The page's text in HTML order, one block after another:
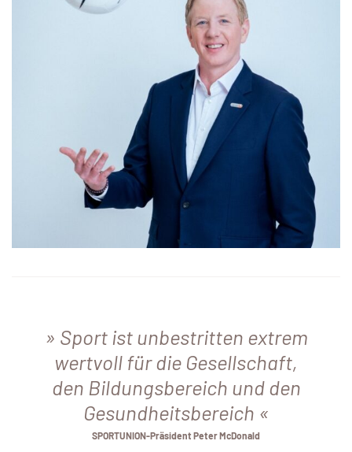
Sport ist unbestritten extrem
wertvoll für die Gesellschaft,
den Bildungsbereich und den
Gesundheitsbereich
SPORTUNION-Präsident Peter McDonald